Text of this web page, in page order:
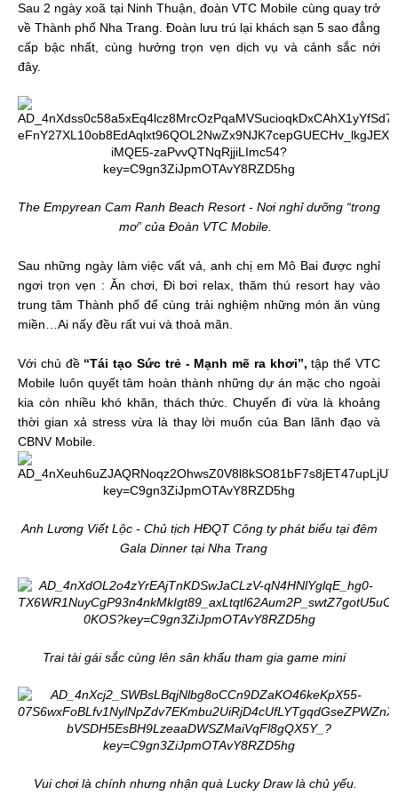
Sau 2 ngày xoã tại Ninh Thuận, đoàn VTC Mobile cùng quay trở
về Thành phố Nha Trang. Đoàn lưu trú lại khách sạn 5 sao đẳng
cấp bậc nhất, cùng hưởng trọn vẹn dịch vụ và cảnh sắc nới
đây.
The Empyrean Cam Ranh Beach Resort - Nơi nghỉ dưỡng “trong
mơ” của Đoàn VTC Mobile.
Sau những ngày làm việc vất vả, anh chị em Mô Bai được nghỉ
ngơi trọn vẹn : Ăn chơi, Đi bơi relax, thăm thú resort hay vào
trung tâm Thành phố để cùng trải nghiệm những món ăn vùng
miền…Ai nấy đều rất vui và thoả mãn.
Với chủ đề “Tái tạo Sức trẻ - Mạnh mẽ ra khơi”,tập thể VTC
Mobile luôn quyết tâm hoàn thành những dự án mặc cho ngoài
kia còn nhiều khó khăn, thách thức. Chuyến đi vừa là khoảng
thời gian xả stress vừa là thay lời muốn của Ban lãnh đạo và
CBNV Mobile.
Anh Lương Viết Lộc - Chủ tịch HĐQT Công ty phát biểu tại đêm
Gala Dinner tại Nha Trang
Trai tài gái sắc cùng lên sân khấu tham gia game mini
Vui chơi là chính nhưng nhận quà Lucky Draw là chủ yếu.